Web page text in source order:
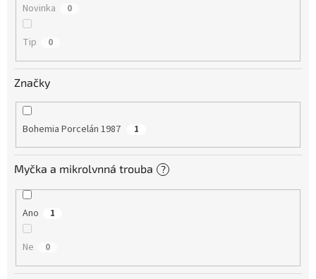
Novinka 0
Tip 0
Značky
Bohemia Porcelán 1987 1
Myčka a mikrolvnná trouba ?
Ano 1
Ne 0